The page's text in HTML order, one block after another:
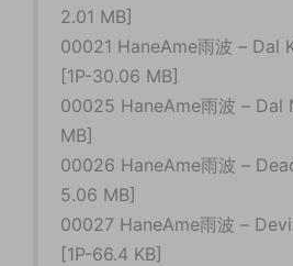
2.01 MB]
00021 HaneAme雨波 – Dal
[1P-30.06 MB]
00025 HaneAme雨波 – Dal
MB]
00026 HaneAme雨波 –
5.06 MB]
00027 HaneAme雨波 –
[1P-66.4 KB]